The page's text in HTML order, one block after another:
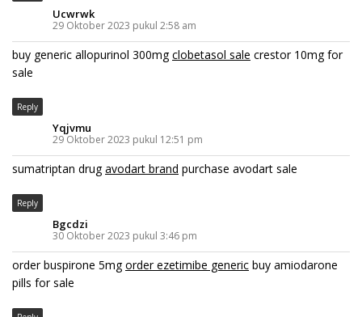
Ucwrwk
29 Oktober 2023 pukul 2:58 am
buy generic allopurinol 300mgclobetasol sale crestor 10mg for
sale
Reply
Yqjvmu
29 Oktober 2023 pukul 12:51 pm
sumatriptan drugavodart brand purchase avodart sale
Reply
Bgcdzi
30 Oktober 2023 pukul 3:46 pm
order buspirone 5mgorder ezetimibe generic buy amiodarone
pills for sale